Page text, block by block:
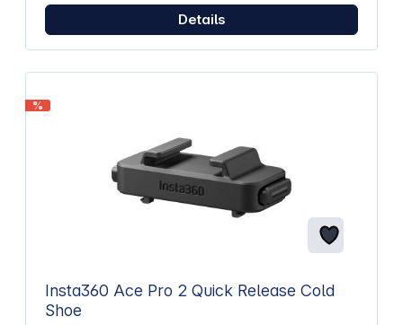
Details
%
Insta360 Ace Pro 2 Quick Release Cold
Shoe